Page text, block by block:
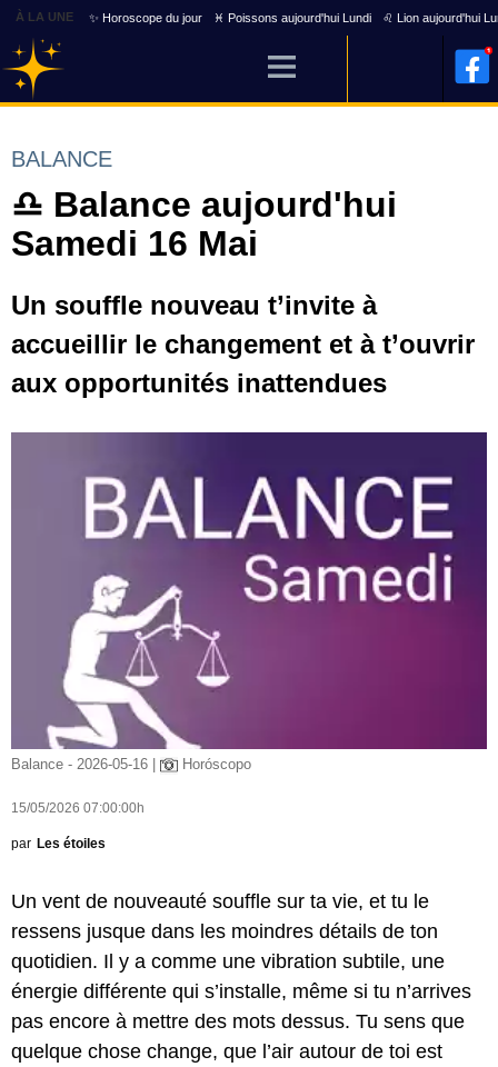
À LA UNE ✨ Horoscope du jour ♓ Poissons aujourd'hui Lundi ♌ Lion aujourd'hui
BALANCE
♎ Balance aujourd'hui
Samedi 16 Mai
Un souffle nouveau t’invite à
accueillir le changement et à t’ouvrir
aux opportunités inattendues
Balance - 2026-05-16 | Horóscopo
15/05/2026 07:00:00h
par Les étoiles
Un vent de nouveauté souffle sur ta vie, et tu le
ressens jusque dans les moindres détails de ton
quotidien. Il y a comme une vibration subtile, une
énergie différente qui s’installe, même si tu n’arrives
pas encore à mettre des mots dessus. Tu sens que
quelque chose change, que l’air autour de toi est